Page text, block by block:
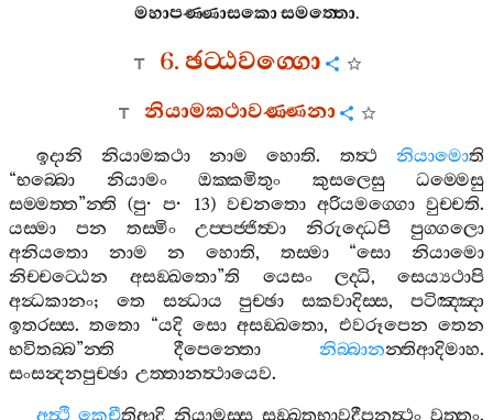
මහාපණ‍්ණාසකොසමත‍්තො.
6.ඡට‍්ඨවග‍්ගො
නියාමකථාවණ‍්ණනා
ඉදානි නියාමකථා නාම හොති. තත්‍ථ නියාමොති
“භබ‍්බො නියාමං ඔක‍්කමිතුං කුසලෙසු
ධම‍්මෙසු
සම‍්මත‍්ත”න‍්ති (පු·ප· 13) වචනතො අරියමග‍්ගො වුච‍්චති.
යස‍්මා
පන තස‍්මිං උප‍්පජ‍්ජිත්‍වා නිරුද‍්ධෙපි
පුග‍්ගලො
අනියතො
නාම න හොති, තස‍්මා“සො
නියාමො
නිච‍්චට‍්ඨෙන
අසඞ‍්ඛතො”ති යෙසං ලද‍්ධි, සෙය්‍යථාපි
අන්‍ධකානං; තෙ සන්‍ධාය පුච‍්ඡා සකවාදිස‍්ස,පටිඤ‍්ඤා
ඉතරස‍්ස.තතො “යදි සො අසඞ‍්ඛතො, එවරූපෙන තෙන
භවිතබ‍්බ”න‍්ති දීපෙන‍්තො නිබ‍්බානන‍්තිආදිමාහ.
සංසන්‍දනපුච‍්ඡා උත‍්තානත්‍ථායෙව.